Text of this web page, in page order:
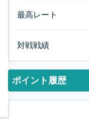
最高レート
対戦戦績
ポイント履歴